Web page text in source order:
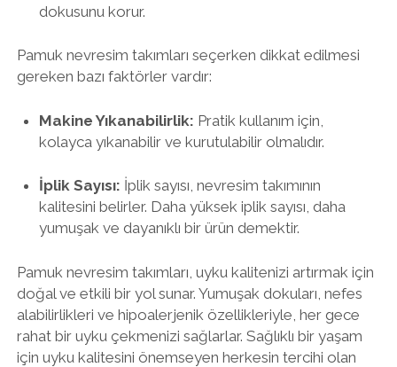
dokusunu korur.
Pamuk nevresim takımları seçerken dikkat edilmesi
gereken bazı faktörler vardır:
Makine Yıkanabilirlik: Pratik kullanım için,
kolayca yıkanabilir ve kurutulabilir olmalıdır.
İplik Sayısı: İplik sayısı, nevresim takımının
kalitesini belirler. Daha yüksek iplik sayısı, daha
yumuşak ve dayanıklı bir ürün demektir.
Pamuk nevresim takımları, uyku kalitenizi artırmak için
doğal ve etkili bir yol sunar. Yumuşak dokuları, nefes
alabilirlikleri ve hipoalerjenik özellikleriyle, her gece
rahat bir uyku çekmenizi sağlarlar. Sağlıklı bir yaşam
için uyku kalitesini önemseyen herkesin tercihi olan